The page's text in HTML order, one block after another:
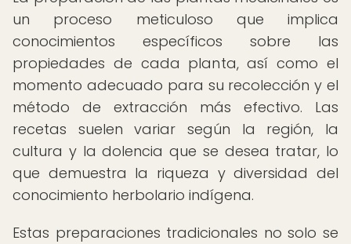
un proceso meticuloso que implica
conocimientos específicos sobre las
propiedades de cada planta, así como el
momento adecuado para su recolección y el
método de extracción más efectivo. Las
recetas suelen variar según la región, la
cultura y la dolencia que se desea tratar, lo
que demuestra la riqueza y diversidad del
conocimiento herbolario indígena.
Estas preparaciones tradicionales no solo se